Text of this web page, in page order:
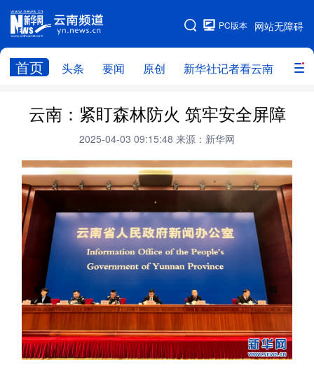
网站无障碍
PC版本
首页 头条 要闻 原创 新华社记者看云南 政务
网站地图
头条 云南要闻 本网原创
新华社记者看云南 政务
廉政 云南省领导报道集 旅游
教育
社会
图片
经济 服务 云南故事
云南青年说 趣看文物
云南：紧盯森林防火 筑牢安全屏障
2025-04-03 09:15:48 来源：新华网